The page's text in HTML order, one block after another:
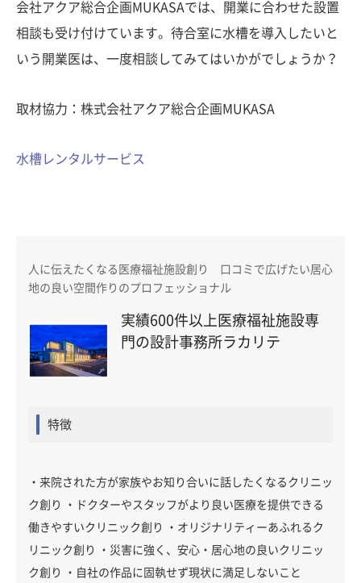
会社アクア総合企画MUKASAでは、開業に合わせた設置
相談も受け付けています。待合室に水槽を導入したいと
いう開業医は、一度相談してみてはいかがでしょうか？
取材協力：株式会社アクア総合企画MUKASA
水槽レンタルサービス
人に伝えたくなる医療福祉施設創り 口コミで広げたい居心
地の良い空間作りのプロフェッショナル
実績600件以上医療福祉施設専
門の設計事務所ラカリテ
特徴
・来院された方が家族やお知り合いに話したくなるクリニッ
ク創り ・ドクターやスタッフがより良い医療を提供できる
働きやすいクリニック創り ・オリジナリティーあふれるク
リニック創り ・災害に強く、安心・居心地の良いクリニッ
ク創り ・自社の作品に固執せず現状に満足しないこと